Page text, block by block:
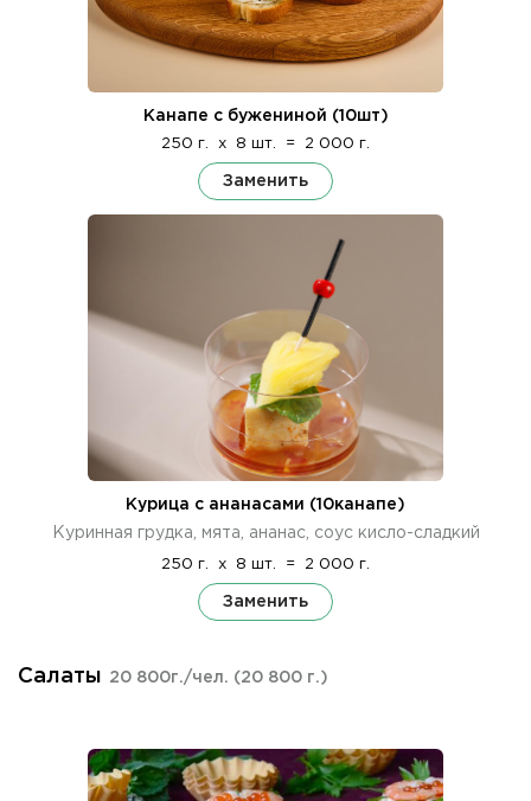
Канапе с бужениной (10шт)
250 г. x 8 шт. = 2 000 г.
Заменить
Курица с ананасами (10канапе)
Куринная грудка, мята, ананас, соус кисло-сладкий
250 г. x 8 шт. = 2 000 г.
Заменить
Салаты 20 800г./чел. (20 800 г.)